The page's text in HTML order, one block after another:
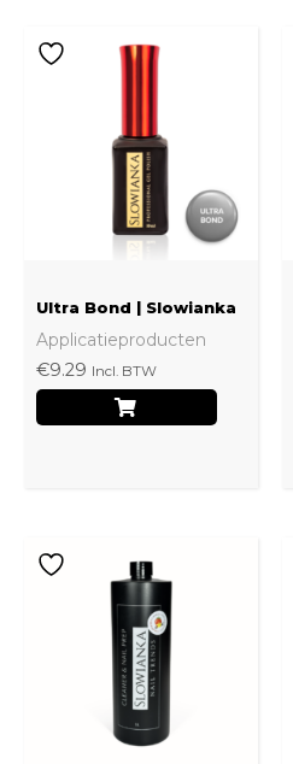
Ultra Bond | Slowianka
Applicatieproducten
€9.29 Incl. BTW